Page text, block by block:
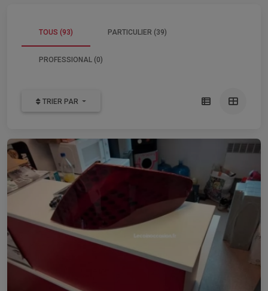
TOUS (93) PARTICULIER (39)
PROFESSIONAL (0)
TRIER PAR